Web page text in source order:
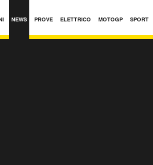
NEWS PROVE ELETTRICO MOTOGP SPORT